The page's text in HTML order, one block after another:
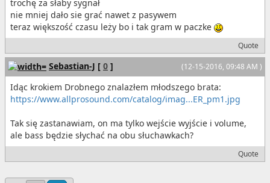
trochę za słaby sygnał
nie mniej dało sie grać nawet z pasywem
teraz większość czasu leży bo i tak gram w paczke
Quote
(12-15-2016, 09:48 AM )
Sebastian-J [ 0 ]
Idąc krokiem Drobnego znalazłem młodszego brata:
https://www.allprosound.com/catalog/imag...ER_pm1.jpg
Tak się zastanawiam, on ma tylko wejście wyjście i volume,
ale bass będzie słychać na obu słuchawkach?
Quote